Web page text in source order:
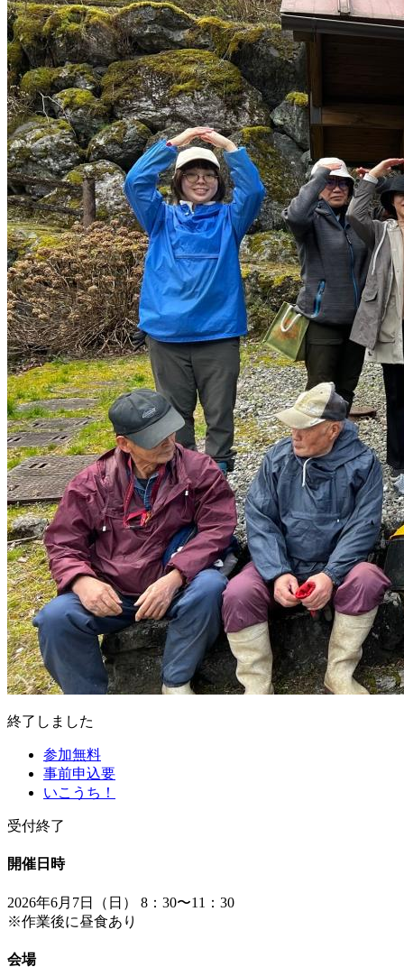
終了しました
参加無料
事前申込要
いこうち！
受付終了
開催日時
2026年6月7日（日） 8：30〜11：30
※作業後に昼食あり
会場